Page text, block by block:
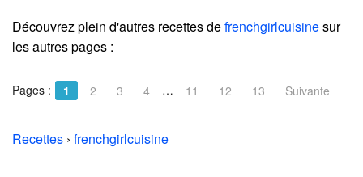
Découvrez plein d'autres recettes defrenchgirlcuisinesur
les autres pages :
Pages : 1 2 3 4 … 11 12 13 Suivante
Recettes › frenchgirlcuisine